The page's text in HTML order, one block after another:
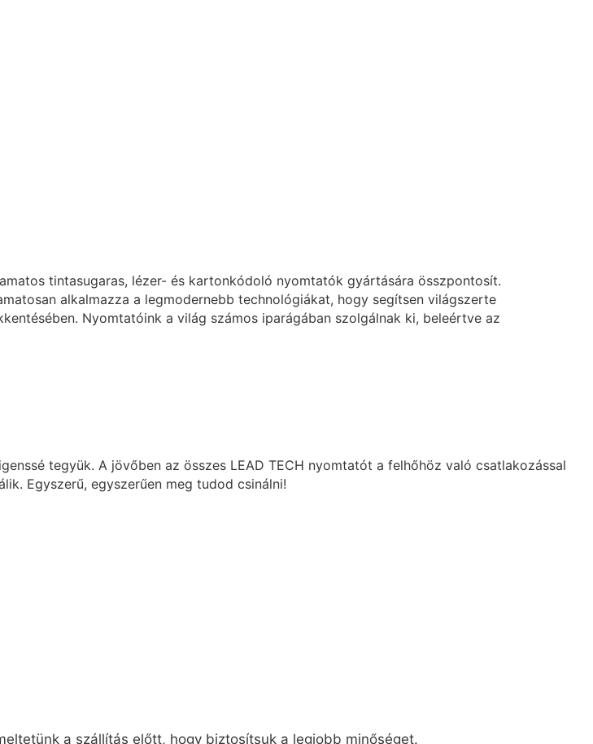
tintasugaras, lézer- és kartonkódoló nyomtatók gyártására összpontosít.
alkalmazza a legmodernebb technológiákat, hogy segítsen világszerte
Nyomtatóink a világ számos iparágában szolgálnak ki, beleértve az
tegyük. A jövőben az összes LEAD TECH nyomtatót a felhőhöz való csatlakozással
Egyszerű, egyszerűen meg tudod csinálni!
a szállítás előtt, hogy biztosítsuk a legjobb minőséget.